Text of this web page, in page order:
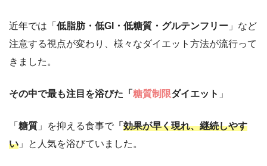
近年では「 低脂肪・低GI・低糖質・グルテンフリー 」など
注意する視点が変わり、様々なダイエット方法が流行って
きました。
その中で最も注目を浴びた「 糖質制限ダイエット 」
「 糖質 」を抑える食事で 「 効果が早く現れ、継続しやす
い 」と人気を浴びていました。